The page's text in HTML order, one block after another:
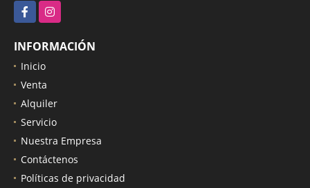
FacebookInstagram
INFORMACIÓN
Inicio
Venta
Alquiler
Servicio
Nuestra Empresa
Contáctenos
Políticas de privacidad